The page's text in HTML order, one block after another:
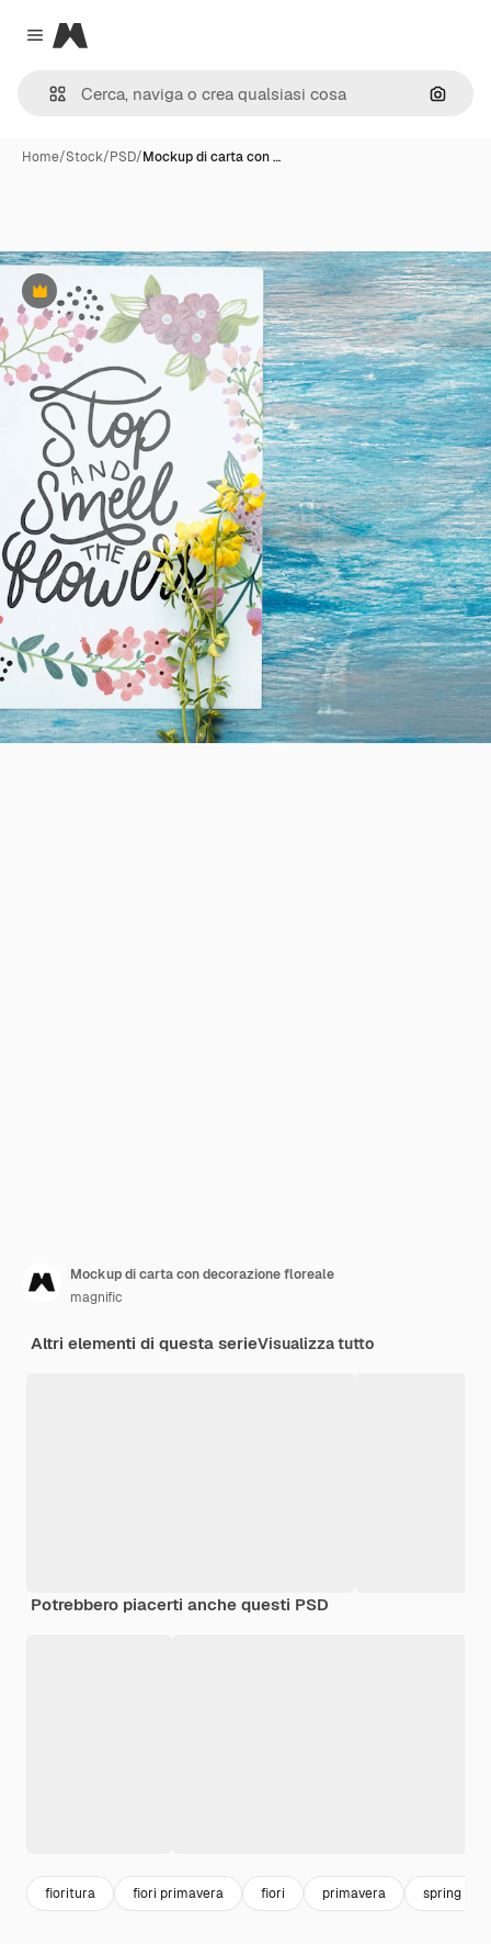
Close menu
Magnific
Cerca
Home/Stock/PSD/Mockup di carta con …
Premium
Mockup di carta con decorazione floreale
magnific
Altri elementi di questa serieVisualizza tutto
Potrebbero piacerti anche questi PSD
fioritura fiori primavera fiori primavera spring